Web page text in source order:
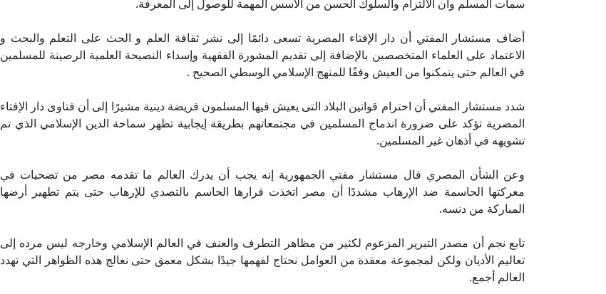
سمات المسلم وأن الالتزام والسلوك الحسن من الأسس المهمة للوصول إلى المعرفة.
أضاف مستشار المفتي أن دار الإفتاء المصرية تسعى دائمًا إلى نشر ثقافة العلم و الحث على التعلم والبحث و
الاعتماد على العلماء المتخصصين بالإضافة إلى تقديم المشورة الفقهية وإسداء النصيحة العلمية الرصينة للمسلمين
في العالم حتى يتمكنوا من العيش وفقًا للمنهج الإسلامي الوسطي الصحيح .
شدد مستشار المفتي أن احترام قوانين البلاد التى يعيش فيها المسلمون فريضة دينية مشيرًا إلى أن فتاوى دار الإفتاء
المصرية تؤكد على ضرورة اندماج المسلمين في مجتمعاتهم بطريقة إيجابية تظهر سماحة الدين الإسلامي الذي تم
تشويهه في أذهان غير المسلمين.
وعن الشأن المصري قال مستشار مفتي الجمهورية إنه يجب أن يدرك العالم ما تقدمه مصر من تضحيات في
معركتها الحاسمة ضد الإرهاب مشددًا أن مصر اتخذت قرارها الحاسم بالتصدي للإرهاب حتى يتم تطهير أرضها
المباركة من دنسه.
تابع نجم أن مصدر التبرير المزعوم لكثير من مظاهر التطرف والعنف في العالم الإسلامي وخارجه ليس مرده إلى
تعاليم الأديان ولكن لمجموعة معقدة من العوامل نحتاج لفهمها جيدًا بشكل معمق حتى نعالج هذه الظواهر التي تهدد
العالم أجمع.